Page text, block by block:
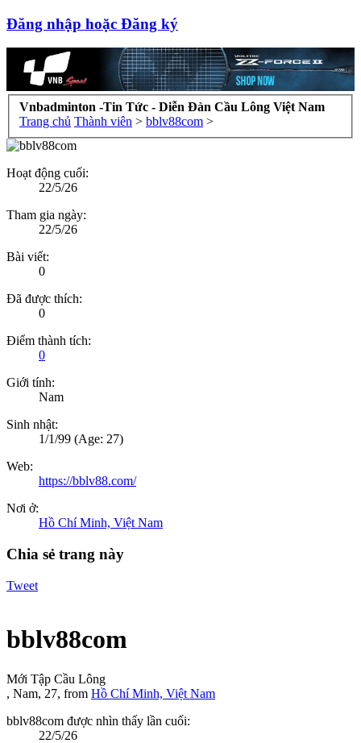
Đăng nhập hoặc Đăng ký
Vnbadminton -Tin Tức - Diễn Đàn Cầu Lông Việt Nam
Trang chủ Thành viên > bblv88com >
Hoạt động cuối:
22/5/26
Tham gia ngày:
22/5/26
Bài viết:
0
Đã được thích:
0
Điểm thành tích:
0
Giới tính:
Nam
Sinh nhật:
1/1/99 (Age: 27)
Web:
https://bblv88.com/
Nơi ở:
Hồ Chí Minh, Việt Nam
Chia sẻ trang này
Tweet
bblv88com
Mới Tập Cầu Lông
, Nam, 27, from Hồ Chí Minh, Việt Nam
bblv88com được nhìn thấy lần cuối:
22/5/26